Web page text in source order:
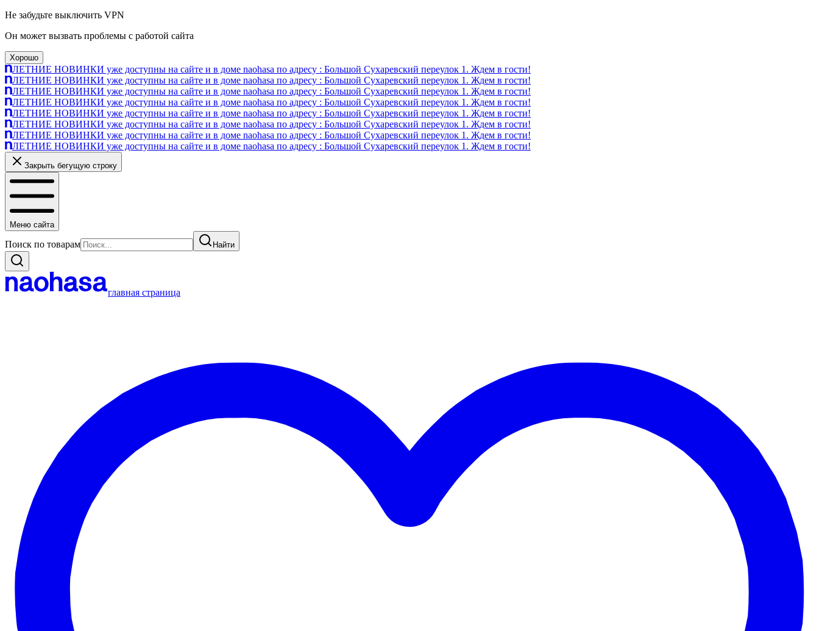
Не забудьте выключить VPN
Он может вызвать проблемы с работой сайта
Хорошо
ЛЕТНИЕ НОВИНКИ уже доступны на сайте и в доме naohasa по адресу : Большой Сухаревский переулок 1. Ждем в гости!
ЛЕТНИЕ НОВИНКИ уже доступны на сайте и в доме naohasa по адресу : Большой Сухаревский переулок 1. Ждем в гости!
ЛЕТНИЕ НОВИНКИ уже доступны на сайте и в доме naohasa по адресу : Большой Сухаревский переулок 1. Ждем в гости!
ЛЕТНИЕ НОВИНКИ уже доступны на сайте и в доме naohasa по адресу : Большой Сухаревский переулок 1. Ждем в гости!
ЛЕТНИЕ НОВИНКИ уже доступны на сайте и в доме naohasa по адресу : Большой Сухаревский переулок 1. Ждем в гости!
ЛЕТНИЕ НОВИНКИ уже доступны на сайте и в доме naohasa по адресу : Большой Сухаревский переулок 1. Ждем в гости!
ЛЕТНИЕ НОВИНКИ уже доступны на сайте и в доме naohasa по адресу : Большой Сухаревский переулок 1. Ждем в гости!
ЛЕТНИЕ НОВИНКИ уже доступны на сайте и в доме naohasa по адресу : Большой Сухаревский переулок 1. Ждем в гости!
Закрыть бегущую строку
Меню сайта
Поиск по товарам Найти
главная страница